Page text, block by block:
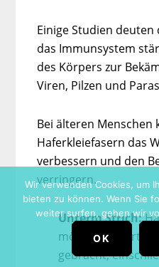
Einige Studien
das Immunsystem
des Körpers zur
Viren, Pilzen und
Bei älteren Menschen
Haferkleiefasern das
verbessern und den
verringern.
Unterm Strich:
möglichen
gebracht,
Wir verwenden Cookies, um
bieten zu können. Wenn Sie
weiter surfen, gehen wir
OK